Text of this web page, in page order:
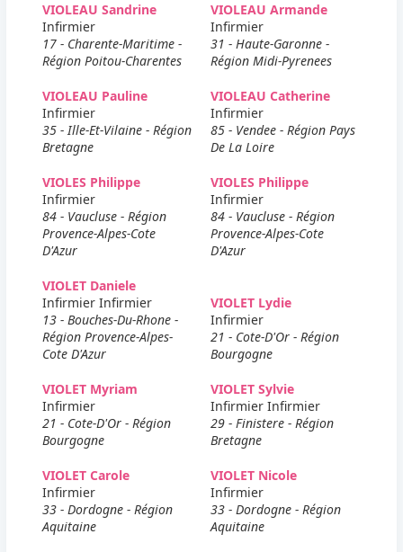
VIOLEAU Sandrine
Infirmier
17 - Charente-Maritime -
Région Poitou-Charentes
VIOLEAU Armande
Infirmier
31 - Haute-Garonne -
Région Midi-Pyrenees
VIOLEAU Pauline
Infirmier
35 - Ille-Et-Vilaine - Région
Bretagne
VIOLEAU Catherine
Infirmier
85 - Vendee - Région Pays
De La Loire
VIOLES Philippe
Infirmier
84 - Vaucluse - Région
Provence-Alpes-Cote
D'Azur
VIOLES Philippe
Infirmier
84 - Vaucluse - Région
Provence-Alpes-Cote
D'Azur
VIOLET Daniele
Infirmier Infirmier
13 - Bouches-Du-Rhone -
Région Provence-Alpes-
Cote D'Azur
VIOLET Lydie
Infirmier
21 - Cote-D'Or - Région
Bourgogne
VIOLET Myriam
Infirmier
21 - Cote-D'Or - Région
Bourgogne
VIOLET Sylvie
Infirmier Infirmier
29 - Finistere - Région
Bretagne
VIOLET Carole
Infirmier
33 - Dordogne - Région
Aquitaine
VIOLET Nicole
Infirmier
33 - Dordogne - Région
Aquitaine